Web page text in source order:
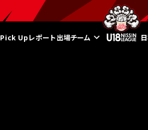
Pick Upレポート出場チーム